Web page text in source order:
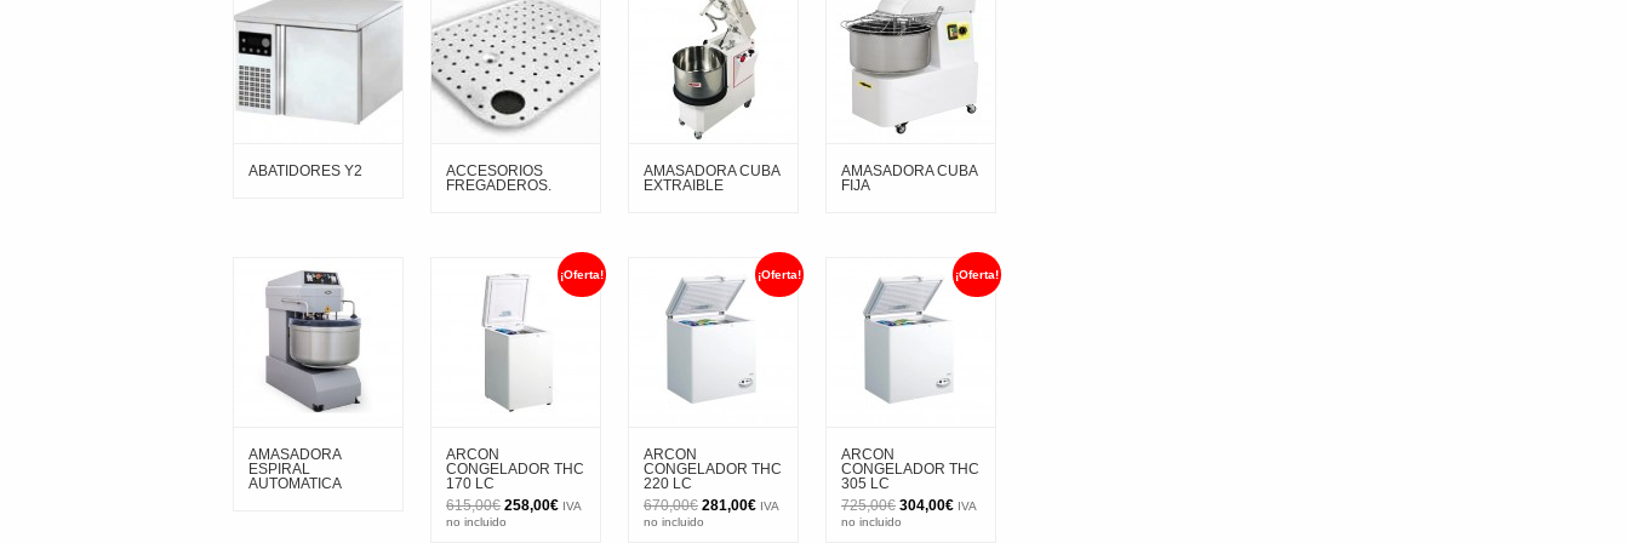
ABATIDORES Y2
ACCESORIOS
FREGADEROS.
AMASADORA CUBA
EXTRAIBLE
AMASADORA CUBA
FIJA
AMASADORA
ESPIRAL
AUTOMATICA
¡Oferta!
ARCON
CONGELADOR THC
170 LC
615,00€ El
precio
258,00€ElIVA
no incluido
¡Oferta!
ARCON
CONGELADOR THC
220 LC
670,00€ El
precio
281,00€ElIVA
no incluido
¡Oferta!
ARCON
CONGELADOR THC
305 LC
725,00€ El
precio
304,00€ElIVA
no incluido